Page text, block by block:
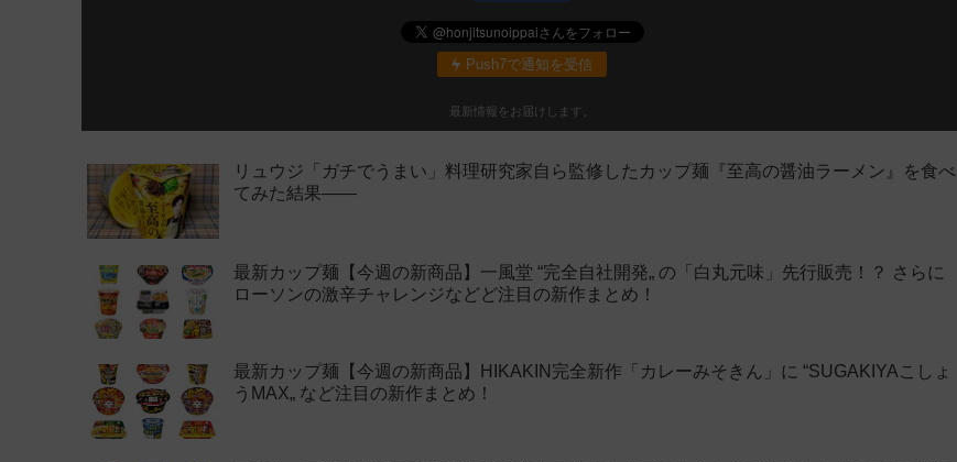
Push7で通知を受信
最新情報をお届けします。
リュウジ「ガチでうまい」料理研究家自ら監修したカップ麺『至高の醤油ラーメン』を食べ
てみた結果——
最新カップ麺【今週の新商品】一風堂 “完全自社開発„ の「白丸元味」先行販売！？ さらに
ローソンの激辛チャレンジなどど注目の新作まとめ！
最新カップ麺【今週の新商品】HIKAKIN完全新作「カレーみそきん」に “SUGAKIYAこしょ
うMAX„ など注目の新作まとめ！